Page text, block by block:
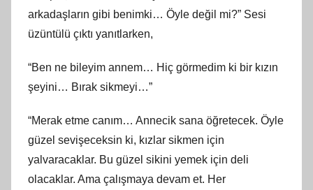
arkadaşların gibi benimki… Öyle değil mi?” Sesi
üzüntülü çıktı yanıtlarken,
“Ben ne bileyim annem… Hiç görmedim ki bir kızın
şeyini… Bırak sikmeyi…”
“Merak etme canım… Annecik sana öğretecek. Öyle
güzel sevişeceksin ki, kızlar sikmen için
yalvaracaklar. Bu güzel sikini yemek için deli
olacaklar. Ama çalışmaya devam et. Her